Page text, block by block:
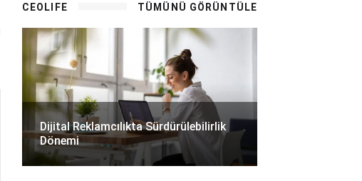
CEOLIFE TÜMÜNÜ GÖRÜNTÜLE
Dijital Reklamcılıkta Sürdürülebilirlik
Dönemi